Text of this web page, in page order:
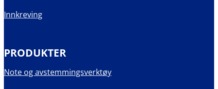
Innkreving
PRODUKTER
Note og avstemmingsverktøy